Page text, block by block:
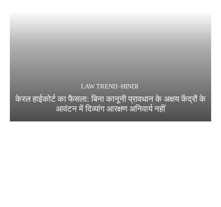
LAW TREND -HINDI
केरल हाईकोर्ट का फैसला: बिना कानूनी प्रावधान के अक्षय केंद्रों के
आवंटन में दिव्यांग आरक्षण अनिवार्य नहीं